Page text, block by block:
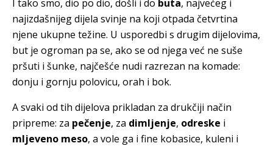
I tako smo, dio po dio, došli i do buta, najvećeg i
najizdašnijeg dijela svinje na koji otpada četvrtina
njene ukupne težine. U usporedbi s drugim dijelovima,
but je ogroman pa se, ako se od njega već ne suše
pršuti i šunke, najčešće nudi razrezan na komade:
donju i gornju polovicu, orah i bok.
A svaki od tih dijelova prikladan za drukčiji način
pripreme: za pečenje, za dimljenje, odreske i
mljeveno meso, a vole ga i fine kobasice, kuleni i